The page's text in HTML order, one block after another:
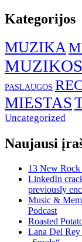
Kategorijos
MUZIKA
PASLAUGOS
MIESTAS
Uncategorized
Naujausi
13 New Rock
LinkedIn
previously
Music &
Podcast
Roasted
Lana Del Rey